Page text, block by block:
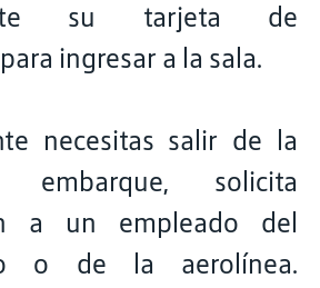
su tarjeta de
ingresar a la sala.
necesitas salir de la
solicita
a un empleado del
o de la aerolínea.